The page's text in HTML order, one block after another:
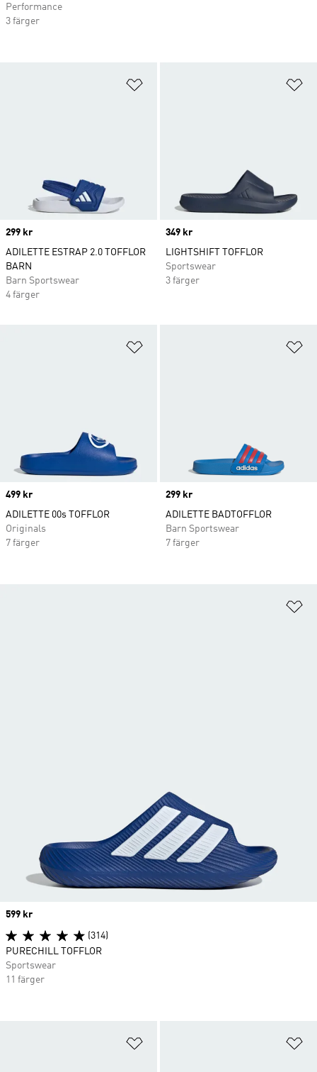
Price
299 kr
ADILETTE ESTRAP 2.0 TOFFLOR
BARN
Barn Sportswear
4 färger
Price
349 kr
LIGHTSHIFT TOFFLOR
Sportswear
3 färger
Price
499 kr
ADILETTE 00s TOFFLOR
Originals
7 färger
Price
299 kr
ADILETTE BADTOFFLOR
Barn Sportswear
7 färger
Performance
3 färger
Price
599 kr
(314)
PURECHILL TOFFLOR
Sportswear
11 färger